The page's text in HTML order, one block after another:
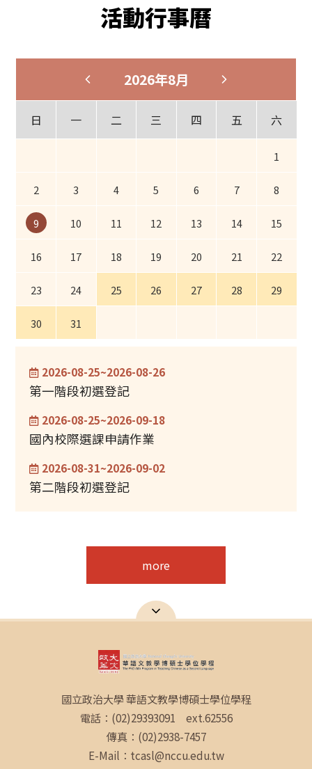
活動行事曆
2026年8月
日 一 二 三 四 五 六
1
2 3 4 5 6 7 8
9 10 11 12 13 14 15
16 17 18 19 20 21 22
23 24 25 26 27 28 29
30 31
2026-08-25~2026-08-26
第一階段初選登記
2026-08-25~2026-09-18
國內校際選課申請作業
2026-08-31~2026-09-02
第二階段初選登記
more
國立政治大學 華語文教學博碩士學位學程
電話：(02)29393091 ext.62556
傳真：(02)2938-7457
E-Mail：tcasl@nccu.edu.tw